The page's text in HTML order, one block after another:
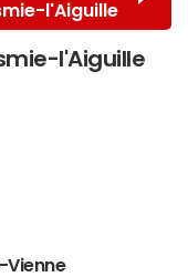
l'Aiguille
l'Aiguille
Vienne